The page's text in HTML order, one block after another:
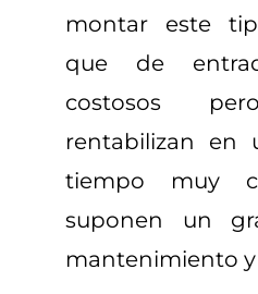
montar este
que de
costosos
rentabilizan en
tiempo muy
suponen un
mantenimiento y